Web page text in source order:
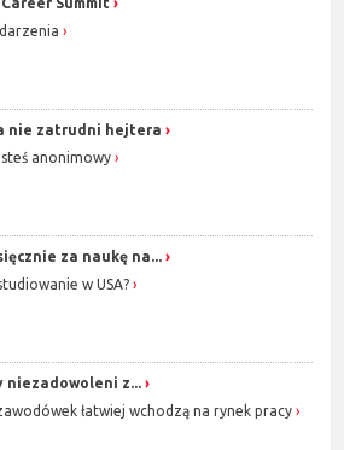
nie zatrudni hejtera
anonimowy
za naukę na...
w USA?
niezadowoleni z...
łatwiej wchodzą na rynek pracy